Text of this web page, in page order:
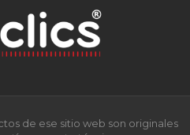
de ese sitio web son originales